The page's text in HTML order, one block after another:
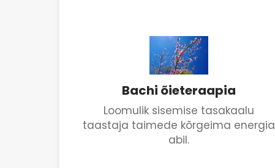
Bachi õieteraapia
Loomulik sisemise tasakaalu
taastaja taimede kõrgeima energia
abil.